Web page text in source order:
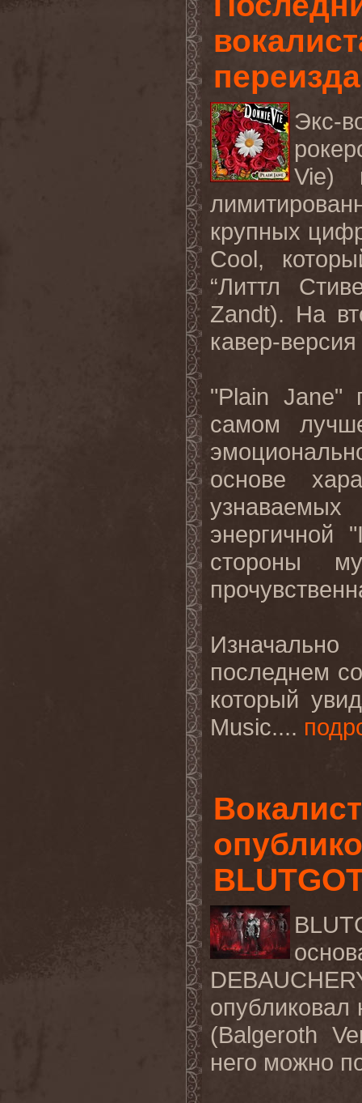
Экс-
Vie)
крупных
Cool,
“Литтл
Zandt). На
кавер-версия
"Plain Jane"
самом
основе
узнаваемых
энергичной
стороны
последнем
который
Music....
(Balgeroth
него можно